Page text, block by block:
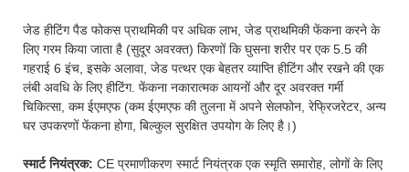
जेड हीटिंग पैड फोकस प्राथमिकी पर अधिक लाभ, जेड प्राथमिकी फेंकना करने के
लिए गरम किया जाता है (सुदूर अवरक्त) किरणों कि घुसना शरीर पर एक 5.5 की
गहराई 6 इंच, इसके अलावा, जेड पत्थर एक बेहतर व्याप्ति हीटिंग और रखने की एक
लंबी अवधि के लिए हीटिंग. फेंकना नकारात्मक आयनों और दूर अवरक्त गर्मी
चिकित्सा, कम ईएमएफ (कम ईएमएफ की तुलना में अपने सेलफोन, रेफ्रिजरेटर, अन्य
घर उपकरणों फेंकना होगा, बिल्कुल सुरक्षित उपयोग के लिए है।)
स्मार्ट नियंत्रक: CE प्रमाणीकरण स्मार्ट नियंत्रक एक स्मृति समारोह, लोगों के लिए